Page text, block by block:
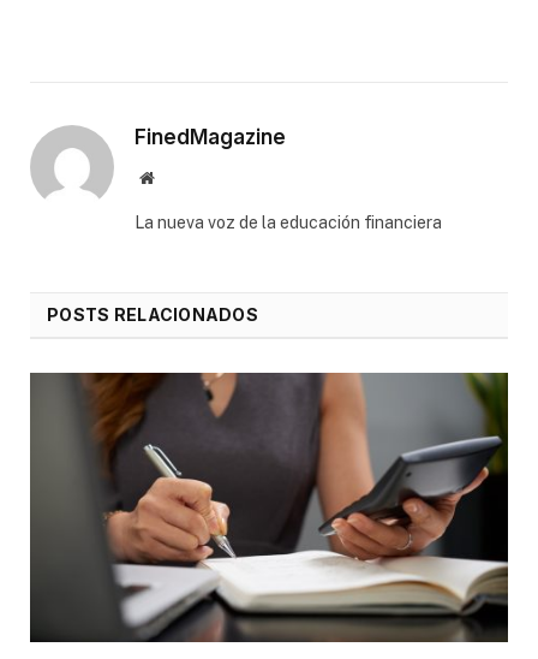
FinedMagazine
Website
⁠La nueva voz de la educación financiera
POSTS RELACIONADOS